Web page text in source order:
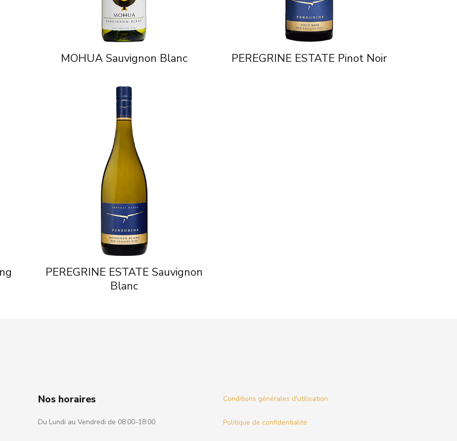
MOHUA Sauvignon Blanc PEREGRINE ESTATE Pinot Noir
PEREGRINE ESTATE Sauvignon
Blanc
Nos horaires
Du Lundi au Vendredi de 08:00-18:00
Conditions générales d'utilisation
Politique de confidentialité